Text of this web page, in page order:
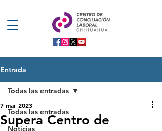
Entrada
Todas las entradas
Noticias
Todas las entradas
Supera Centro de
7 mar 2023